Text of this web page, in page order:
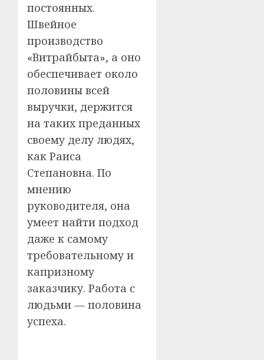
постоянных.
Швейное
производство
«Витрайбыта», а оно
обеспечивает около
половины всей
выручки, держится
на таких преданных
своему делу людях,
как Раиса
Степановна. По
мнению
руководителя, она
умеет найти подход
даже к самому
требовательному и
капризному
заказчику. Работа с
людьми — половина
успеха.